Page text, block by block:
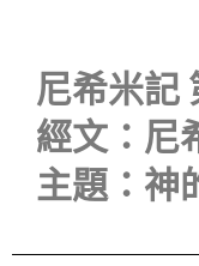
尼希米記
經文：尼
主題：神